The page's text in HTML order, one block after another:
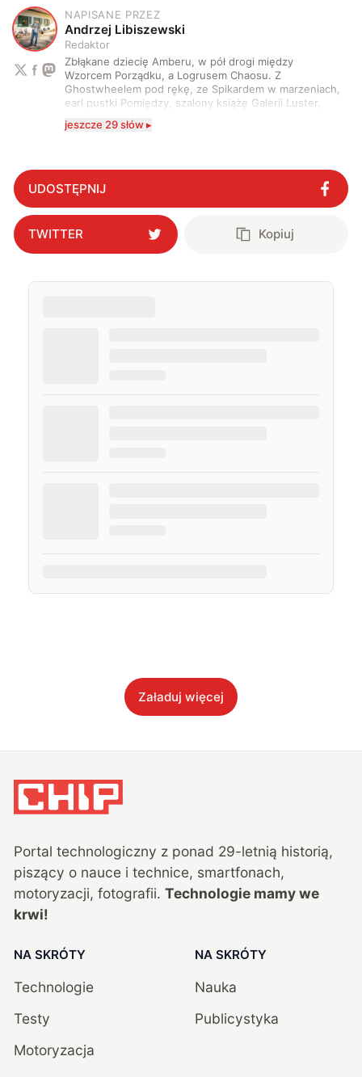
A
NAPISANE PRZEZ
Andrzej Libiszewski
Redaktor
Zbłąkane dziecię Amberu, w pół drogi między
Wzorcem Porządku, a Logrusem Chaosu. Z
Ghostwheelem pod rękę, ze Spikardem w marzeniach,
earl pustki Pomiędzy, szalony książę Galerii Luster,
karta Tarota nakreślona między wtedy, a teraz. A
serio? Pisaniem o szeroko pojętej technice o zajmuję
i gram w gry :)
jeszcze 29 słów ▸
UDOSTĘPNIJ
TWITTER Kopiuj
Załaduj więcej
Portal technologiczny z ponad 29-letnią historią,
piszący o nauce i technice, smartfonach,
motoryzacji, fotografii. Technologie mamy we
krwi!
NA SKRÓTY
Technologie
Testy
Motoryzacja
NA SKRÓTY
Nauka
Publicystyka